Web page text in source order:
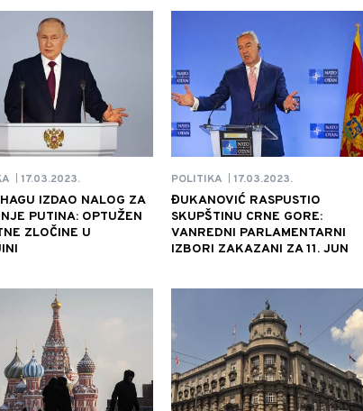
17.03.2023.
IZDAO NALOG ZA
PUTINA: OPTUŽEN
ZLOČINE U
POLITIKA 17.03.2023.
ĐUKANOVIĆ RASPUSTIO
SKUPŠTINU CRNE GORE:
VANREDNI PARLAMENTARNI
IZBORI ZAKAZANI ZA 11. JUN